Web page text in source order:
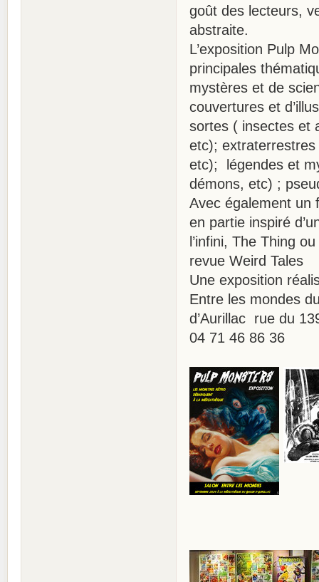
goût des lecteurs,
abstraite.
L’exposition Pulp
principales
mystères et de
couvertures et
sortes ( insectes et
etc);
etc); légendes et
démons, etc) ;
Avec également un
en partie inspiré
l’infini, The Thing
revue Weird Tales
Une exposition
Entre les mondes
d’Aurillac rue du
04 71 46 86 36